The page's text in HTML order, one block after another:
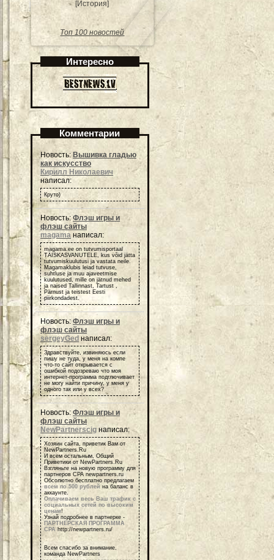
[История]
Топ 100 новостей
Интересно
Комментарии
Новость: Вышивка гладью
как искусство
Кирилл Николаевич
написал:
Круто)
Новость:Флэш игры и
флэш сайты
magama написал:
magama.ee on tutvumisportaal
TÄISKASVANUTELE, kus võid jätta
tutvumiskuulutusi ja vastata neile.
Magamaklubis leiad tutvuse,
suhtluse ja muu ajaveetmise
kuulutused, mille on jätnud mehed
ja naised Tallinnast, Tartust ,
Pärnust ja teistest Eesti
piirkondadest.
Новость: Флэш игры и
флэш сайты
sergeyGed написал:
Здравствуйте, извиняюсь если
пишу не туда, у меня на компе
что-то сайт открывается с
ошибкой подозреваю что моя
интернет-программа подглючивает
не могу найти причину, у меня у
одного так или у всех?
Новость: Флэш игры и
флэш сайты
NewPartnerscig написал:
Хозяин сайта, приветик Вам от
NewPartners.Ru
И всем остальным, Общий
Приветики от NewPartners.Ru
Взгляньте на новую программу для
партнеров СРА newpartners.ru
Обсолютно бесплатно предлагаем
всем по 500 рублей на баланс в
аккаунте.
Оплачиваем весь Ваш трафик с
социальных сетей по высоким
ценам!
Узнай подробнее в партнерке -
ПАРТНЕРСКАЯ ПРОГРАММА
СРА http://newpartners.ru/
Всем спасибо за внимание,
команда NewPartners